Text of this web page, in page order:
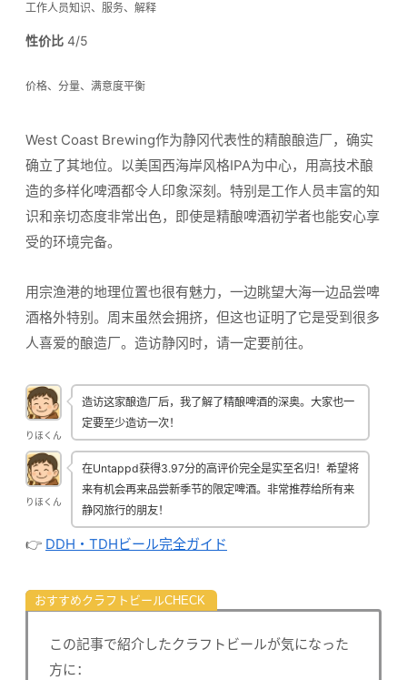
工作人员知识、服务、解释
性价比 4/5
价格、分量、满意度平衡
West Coast Brewing作为静冈代表性的精酿酿造厂，确实
确立了其地位。以美国西海岸风格IPA为中心，用高技术酿
造的多样化啤酒都令人印象深刻。特别是工作人员丰富的知
识和亲切态度非常出色，即使是精酿啤酒初学者也能安心享
受的环境完备。
用宗渔港的地理位置也很有魅力，一边眺望大海一边品尝啤
酒格外特别。周末虽然会拥挤，但这也证明了它是受到很多
人喜爱的酿造厂。造访静冈时，请一定要前往。
りほくん
造访这家酿造厂后，我了解了精酿啤酒的深奥。大家也一
定要至少造访一次！
りほくん
在Untappd获得3.97分的高评价完全是实至名归！希望将
来有机会再来品尝新季节的限定啤酒。非常推荐给所有来
静冈旅行的朋友！
👉 DDH・TDHビール完全ガイド
おすすめクラフトビール
この記事で紹介したクラフトビールが気になった
方に：